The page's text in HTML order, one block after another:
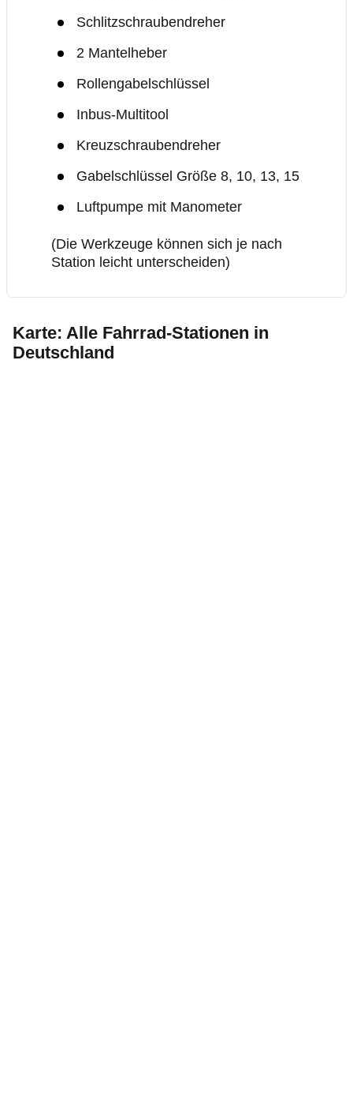
Schlitzschraubendreher
2 Mantelheber
Rollengabelschlüssel
Inbus-Multitool
Kreuzschraubendreher
Gabelschlüssel Größe 8, 10, 13, 15
Luftpumpe mit Manometer
(Die Werkzeuge können sich je nach
Station leicht unterscheiden)
Karte: Alle Fahrrad-Stationen in
Deutschland